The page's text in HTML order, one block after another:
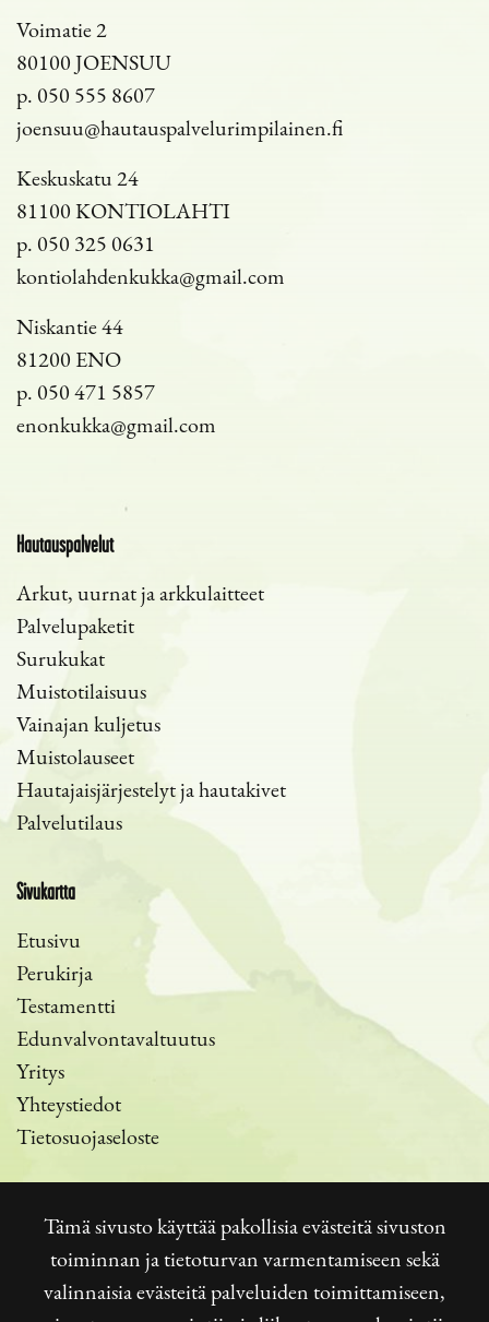
Tämä sivusto käyttää pakollisia evästeitä sivuston
toiminnan ja tietoturvan varmentamiseen sekä
valinnaisia evästeitä palveluiden toimittamiseen,
Voimatie 2
80100 JOENSUU
p. 050 555 8607
joensuu@hautauspalvelurimpilainen.fi
Keskuskatu 24
81100 KONTIOLAHTI
p. 050 325 0631
kontiolahdenkukka@gmail.com
Niskantie 44
81200 ENO
p. 050 471 5857
enonkukka@gmail.com
Hautauspalvelut
Arkut, uurnat ja arkkulaitteet
Palvelupaketit
Surukukat
Muistotilaisuus
Vainajan kuljetus
Muistolauseet
Hautajaisjärjestelyt ja hautakivet
Palvelutilaus
Sivukartta
Etusivu
Perukirja
Testamentti
Edunvalvontavaltuutus
Yritys
Yhteystiedot
Tietosuojaseloste
© 2023 Hautauspalvelu Rimpiläinen. SivustoatFlow